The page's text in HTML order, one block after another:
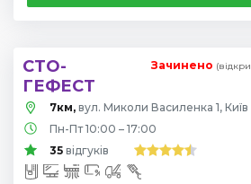
СТО-
ГЕФЕСТ
Зачинено
7км, вул. Миколи Василенка 1, Київ
Пн-Пт 10:00 – 17:00
35 відгуків